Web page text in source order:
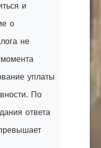
и
о
не
уплаты
По
ответа